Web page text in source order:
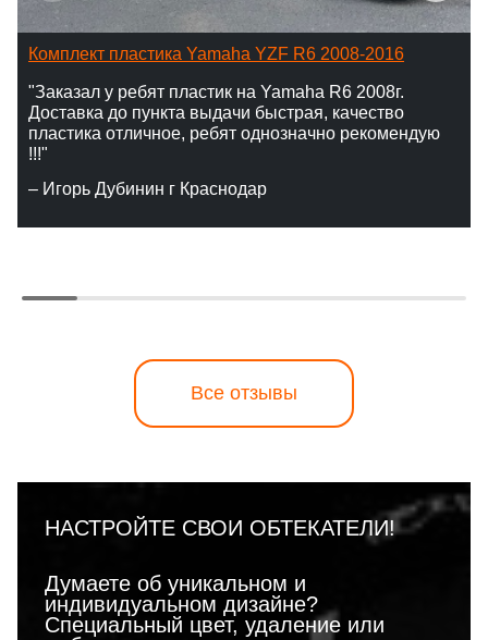
Комплект пластика Yamaha YZF R6 2008-2016
"Заказал у ребят пластик на Yamaha R6 2008г.
Доставка до пункта выдачи быстрая, качество
пластика отличное, ребят однозначно рекомендую
!!!"
– Игорь Дубинин г Краснодар
Все отзывы
НАСТРОЙТЕ СВОИ ОБТЕКАТЕЛИ!
Думаете об уникальном и
индивидуальном дизайне?
Специальный цвет, удаление или